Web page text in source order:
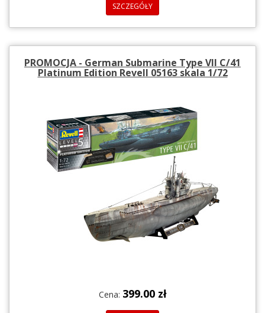
SZCZEGÓŁY
PROMOCJA - German Submarine Type VII C/41
Platinum Edition Revell 05163 skala 1/72
Cena: 399.00 zł